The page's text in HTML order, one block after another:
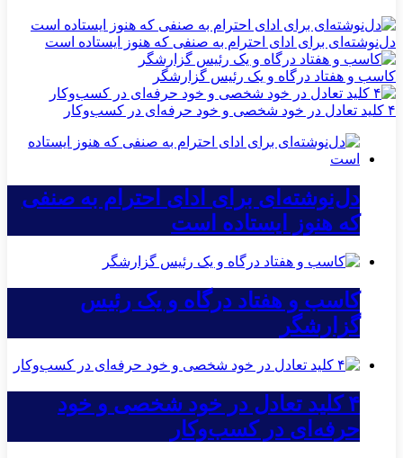
دل‌نوشته‌ای برای ادای احترام به صنفی که هنوز ایستاده است
کاسب و هفتاد درگاه و یک رئیس گزارشگر
۴ کلید تعادل در خود شخصی و خود حرفه‌ای در کسب‌وکار
دل‌نوشته‌ای برای ادای احترام به صنفی
که هنوز ایستاده است
کاسب و هفتاد درگاه و یک رئیس
گزارشگر
۴ کلید تعادل در خود شخصی و خود
حرفه‌ای در کسب‌وکار